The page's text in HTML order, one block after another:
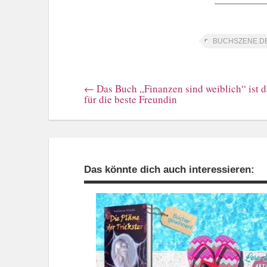
← Das Buch „Finanzen sind weiblich“ ist
für die beste Freundin
Das könnte dich auch interessieren: